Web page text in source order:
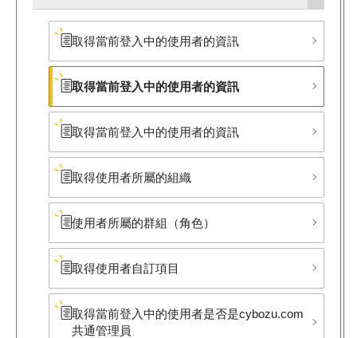
取得當前登入中的使用者的資訊
取得當前登入中的使用者的資訊
取得當前登入中的使用者的資訊
取得使用者所屬的組織
使用者所屬的群組​（角色）
取得使用者自訂項目
取得當前登入中的使用者是否是cybozu.com
共通管理員